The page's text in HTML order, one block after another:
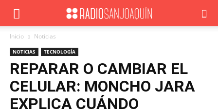
Inicio Noticias
NOTICIAS TECNOLOGÍA
REPARAR O CAMBIAR EL
CELULAR: MONCHO JARA
EXPLICA CUÁNDO